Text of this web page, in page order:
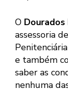
O Dourados
assessoria
e também
saber as
nenhuma